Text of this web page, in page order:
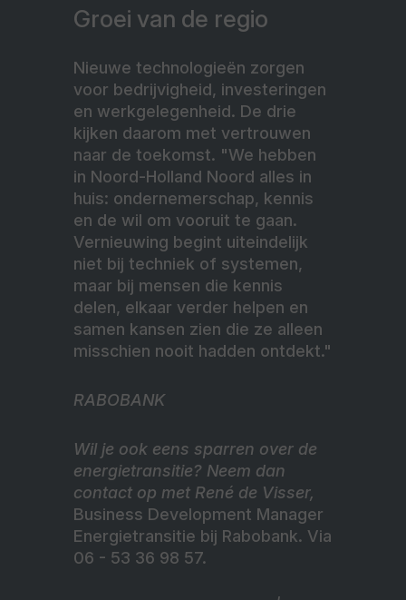
Groei van de regio
Nieuwe technologieën zorgen
voor bedrijvigheid, investeringen
en werkgelegenheid. De drie
kijken daarom met vertrouwen
naar de toekomst. "We hebben
in Noord-Holland Noord alles in
huis: ondernemerschap, kennis
en de wil om vooruit te gaan.
Vernieuwing begint uiteindelijk
niet bij techniek of systemen,
maar bij mensen die kennis
delen, elkaar verder helpen en
samen kansen zien die ze alleen
misschien nooit hadden ontdekt."
RABOBANK
Wil je ook eens sparren over de
energietransitie? Neem dan
contact op met René de Visser,
Business Development Manager
Energietransitie bij Rabobank. Via
06 - 53 36 98 57.